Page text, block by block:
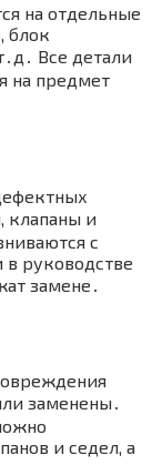
на отдельные
блок
Все детали
на предмет
клапаны и
с
руководстве
замене․
заменены․
и седел, а